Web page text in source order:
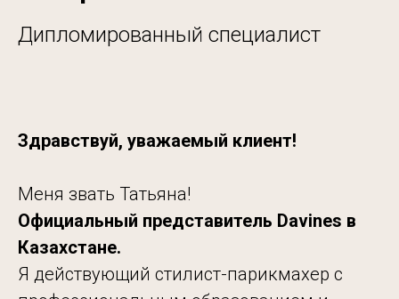
Дипломированный специалист
Здравствуй, уважаемый клиент!
Меня звать Татьяна!
Официальный представитель Davines в
Казахстане.
Я действующий стилист-парикмахер с